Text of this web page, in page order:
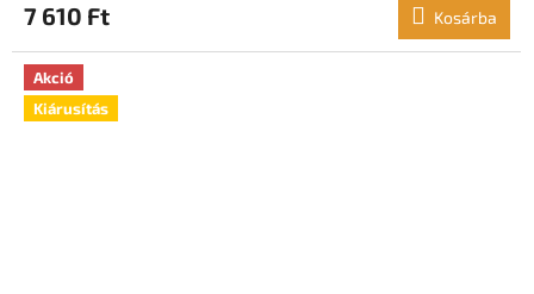
7 610 Ft Kosárba
Akció
Kiárusítás